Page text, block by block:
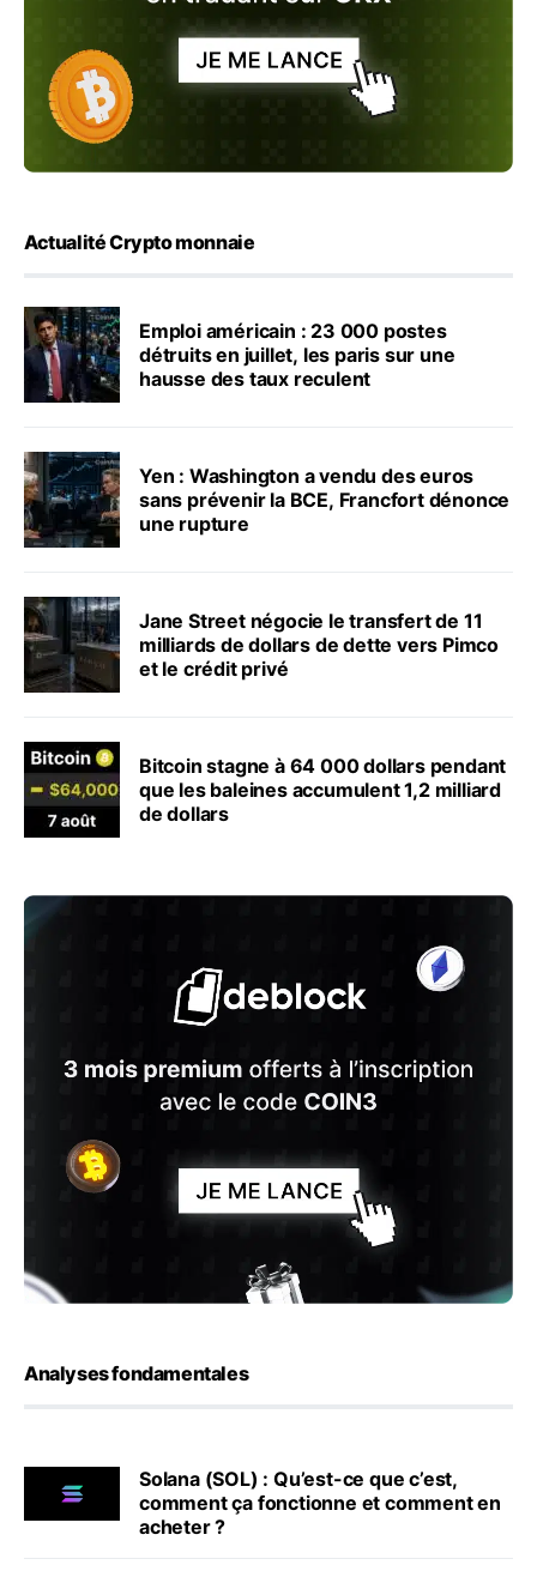
Actualité Crypto monnaie
Emploi américain : 23 000 postes
détruits en juillet, les paris sur une
hausse des taux reculent
Yen : Washington a vendu des euros
sans prévenir la BCE, Francfort dénonce
une rupture
Jane Street négocie le transfert de 11
milliards de dollars de dette vers Pimco
et le crédit privé
Bitcoin stagne à 64 000 dollars pendant
que les baleines accumulent 1,2 milliard
de dollars
Analyses fondamentales
Solana (SOL) : Qu’est-ce que c’est,
comment ça fonctionne et comment en
acheter ?